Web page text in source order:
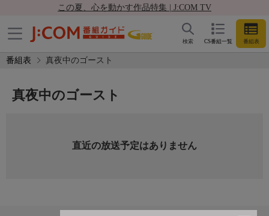
この夏、心を動かす作品特集 | J:COM TV
CS番組一覧 番組表
検索
番組表 真夜中のゴースト
真夜中のゴースト
直近の放送予定はありません